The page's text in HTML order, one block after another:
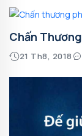
Chấn
21 Th8, 2018